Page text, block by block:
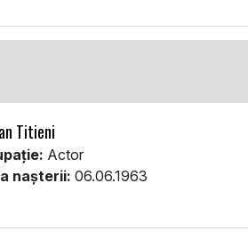
Titieni
Actor
nașterii: 06.06.1963